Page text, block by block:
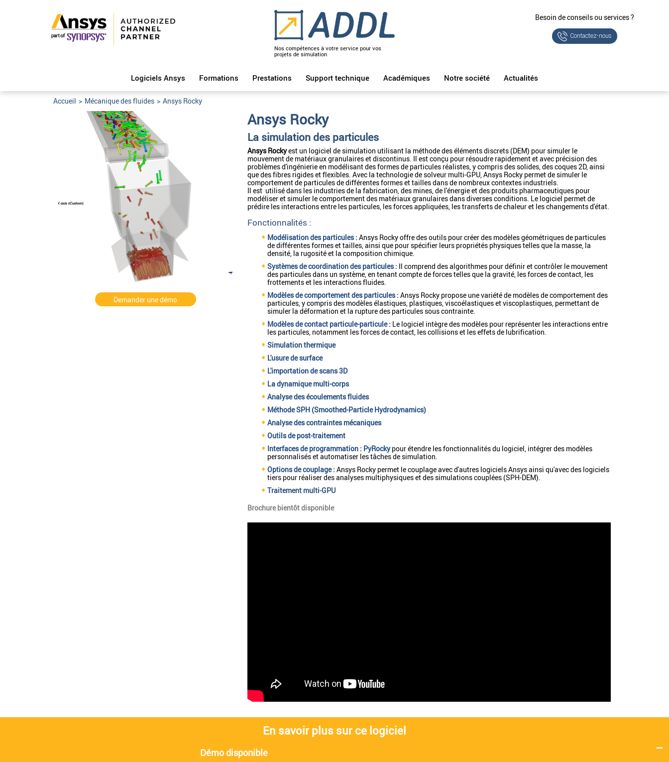
Nos compétences à votre service pour vos
projets de simulation
Besoin de conseils ou services ?
Contactez-nous
Logiciels Ansys Formations Prestations Support technique Académiques Notre société Actualités
Accueil > Mécanique des fluides > Ansys Rocky
Demander une démo
Ansys Rocky
La simulation des particules
Ansys Rockyest un logiciel de simulation utilisant la méthode des éléments discrets (DEM) pour simuler le
mouvement de matériaux granulaires et discontinus. Il est conçu pour résoudre rapidement et avec précision des
problèmes d'ingénierie en modélisant des formes de particules réalistes, y compris des solides, des coques 2D, ainsi
que des fibres rigides et flexibles. Avec la technologie de solveur multi-GPU, Ansys Rocky permet de simuler le
comportement de particules de différentes formes et tailles dans de nombreux contextes industriels.
Il est utilisé dans les industries de la fabrication, des mines, de l'énergie et des produits pharmaceutiques pour
modéliser et simuler le comportement des matériaux granulaires dans diverses conditions. Le logiciel permet de
prédire les interactions entre les particules, les forces appliquées, les transferts de chaleur et les changements d'état.
Fonctionnalités :
Modélisation des particules : Ansys Rocky offre des outils pour créer des modèles géométriques de particules
de différentes formes et tailles, ainsi que pour spécifier leurs propriétés physiques telles que la masse, la
densité, la rugosité et la composition chimique.
Systèmes de coordination des particules : Il comprend des algorithmes pour définir et contrôler le mouvement
des particules dans un système, en tenant compte de forces telles que la gravité, les forces de contact, les
frottements et les interactions fluides.
Modèles de comportement des particules : Ansys Rocky propose une variété de modèles de comportement des
particules, y compris des modèles élastiques, plastiques, viscoélastiques et viscoplastiques, permettant de
simuler la déformation et la rupture des particules sous contrainte.
Modèles de contact particule-particule : Le logiciel intègre des modèles pour représenter les interactions entre
les particules, notamment les forces de contact, les collisions et les effets de lubrification.
Simulation thermique
L'usure de surface
L'importation de scans 3D
La dynamique multi-corps
Analyse des écoulements fluides
Méthode SPH (Smoothed-Particle Hydrodynamics)
Analyse des contraintes mécaniques
Outils de post-traitement
Interfaces de programmation : PyRockypour étendre les fonctionnalités du logiciel, intégrer des modèles
personnalisés et automatiser les tâches de simulation.
Options de couplage : Ansys Rocky permet le couplage avec d'autres logiciels Ansys ainsi qu'avec des logiciels
tiers pour réaliser des analyses multiphysiques et des simulations couplées (SPH-DEM).
Traitement multi-GPU
Brochure bientôt disponible
En savoir plus sur ce logiciel
Démo disponible